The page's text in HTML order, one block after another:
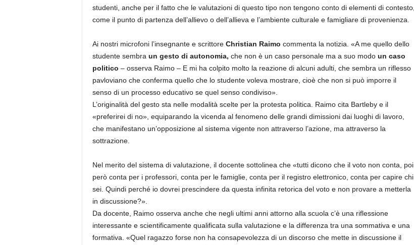
studenti, anche per il fatto che le valutazioni di questo tipo non tengono conto di elementi di contesto,
come il punto di partenza dell’allievo o dell’allieva e l’ambiente culturale e famigliare di provenienza.
Ai nostri microfoni l’insegnante e scrittore Christian Raimo commenta la notizia. «A me quello dello
studente sembra un gesto di autonomia, che non è un caso personale ma a suo modo un caso
politico – osserva Raimo – E mi ha colpito molto la reazione di alcuni adulti, che sembra un riflesso
pavloviano che conferma quello che lo studente voleva mostrare, cioè che non si può imporre il
senso di un processo educativo se quel senso condiviso».
L’originalità del gesto sta nelle modalità scelte per la protesta politica. Raimo cita Bartleby e il
«preferirei di no», equiparando la vicenda al fenomeno delle grandi dimissioni dai luoghi di lavoro,
che manifestano un’opposizione al sistema vigente non attraverso l’azione, ma attraverso la
sottrazione.
Nel merito del sistema di valutazione, il docente sottolinea che «tutti dicono che il voto non conta, poi
però conta per i professori, conta per le famiglie, conta per il registro elettronico, conta per capire chi
sei. Quindi perché io dovrei prescindere da questa infinita retorica del voto e non provare a metterla
in discussione?».
Da docente, Raimo osserva anche che negli ultimi anni attorno alla scuola c’è una riflessione
interessante e scientificamente qualificata sulla valutazione e la differenza tra una sommativa e una
formativa. «Quel ragazzo forse non ha consapevolezza di un discorso che mette in discussione il